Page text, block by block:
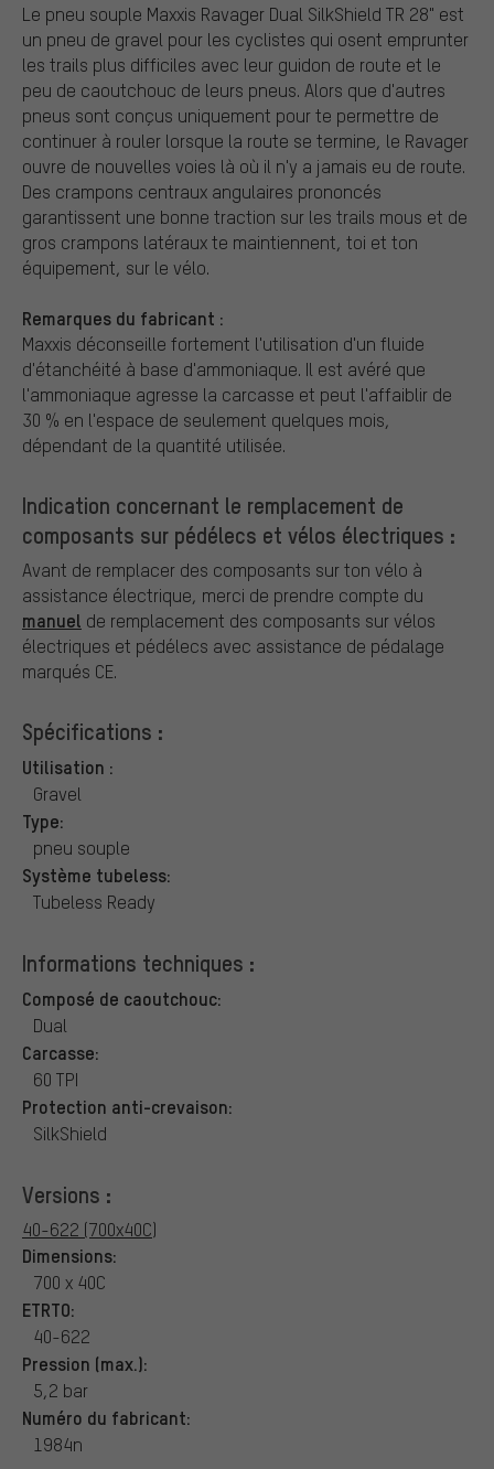
Le pneu souple Maxxis Ravager Dual SilkShield TR 28" est
un pneu de gravel pour les cyclistes qui osent emprunter
les trails plus difficiles avec leur guidon de route et le
peu de caoutchouc de leurs pneus. Alors que d'autres
pneus sont conçus uniquement pour te permettre de
continuer à rouler lorsque la route se termine, le Ravager
ouvre de nouvelles voies là où il n'y a jamais eu de route.
Des crampons centraux angulaires prononcés
garantissent une bonne traction sur les trails mous et de
gros crampons latéraux te maintiennent, toi et ton
équipement, sur le vélo.
Remarques du fabricant :
Maxxis déconseille fortement l'utilisation d'un fluide
d'étanchéité à base d'ammoniaque. Il est avéré que
l'ammoniaque agresse la carcasse et peut l'affaiblir de
30 % en l'espace de seulement quelques mois,
dépendant de la quantité utilisée.
Indication concernant le remplacement de
composants sur pédélecs et vélos électriques :
Avant de remplacer des composants sur ton vélo à
assistance électrique, merci de prendre compte du
manuel de remplacement des composants sur vélos
électriques et pédélecs avec assistance de pédalage
marqués CE.
Spécifications :
Utilisation :
Gravel
Type:
pneu souple
Système tubeless:
Tubeless Ready
Informations techniques :
Composé de caoutchouc:
Dual
Carcasse:
60 TPI
Protection anti-crevaison:
SilkShield
Versions :
40-622 (700x40C)
Dimensions:
700 x 40C
ETRTO:
40-622
Pression (max.):
5,2 bar
Numéro du fabricant:
1984n